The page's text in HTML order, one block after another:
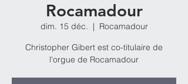
Rocamadour
dim. 15 déc.
  |
Rocamadour
Christopher Gibert est co-titulaire de
l'orgue de Rocamadour